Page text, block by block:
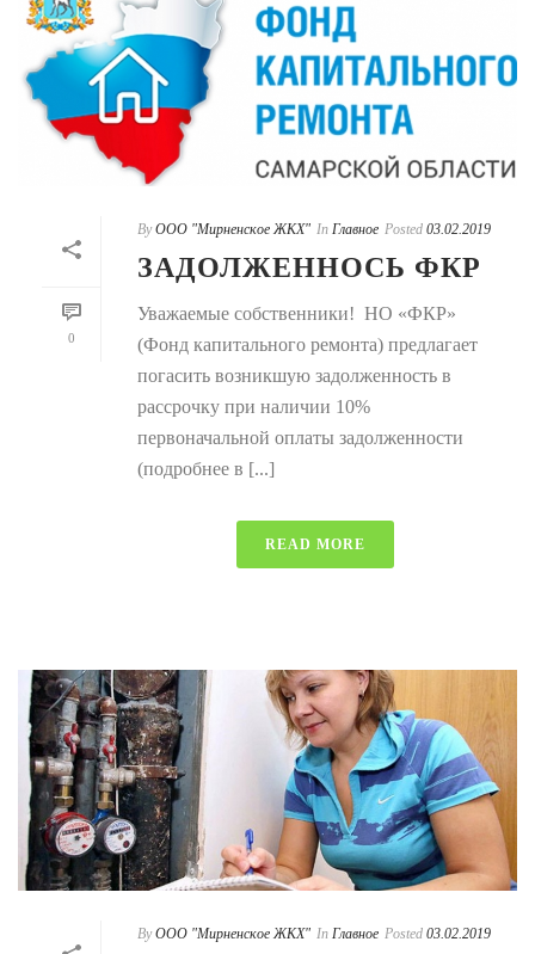
0
By ООО "Мирненское ЖКХ" In Главное Posted 03.02.2019
ЗАДОЛЖЕННОСЬ ФКР
Уважаемые собственники! НО «ФКР»
(Фонд капитального ремонта) предлагает
погасить возникшую задолженность в
рассрочку при наличии 10%
первоначальной оплаты задолженности
(подробнее в [...]
READ MORE
By ООО "Мирненское ЖКХ" In Главное Posted 03.02.2019